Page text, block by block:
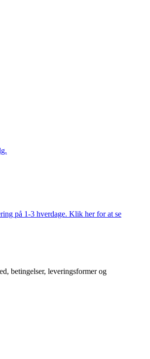
på 1-3 hverdage. Klik her for at se
betingelser, leveringsformer og